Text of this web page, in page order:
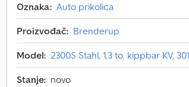
Oznaka: Auto prikolica
Proizvođač: Brenderup
Model: 2300S Stahl, 1,3 to. kippbar KV,
Stanje: novo